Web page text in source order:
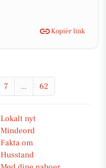
Kopiér link
7 ... 62
Lokalt nyt
Mindeord
Fakta om
Husstand